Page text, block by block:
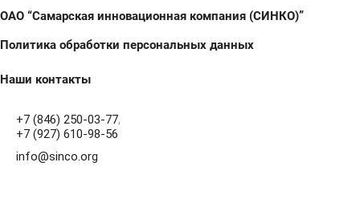
ОАО “Самарская инновационная компания (СИНКО)”
Политика обработки персональных данных
Наши контакты
+7 (846) 250-03-77,
+7 (927) 610-98-56
info@sinco.org